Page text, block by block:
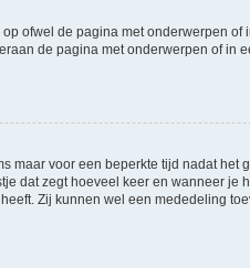
ofwel de pagina met onderwerpen of
de pagina met onderwerpen of in
maar voor een beperkte tijd nadat het
dat zegt hoeveel keer en wanneer je
Zij kunnen wel een mededeling